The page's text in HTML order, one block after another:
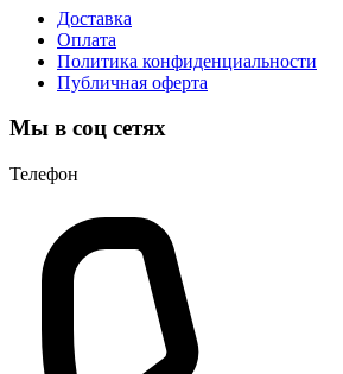
Доставка
Оплата
Политика конфиденциальности
Публичная оферта
Мы в соц сетях
Телефон